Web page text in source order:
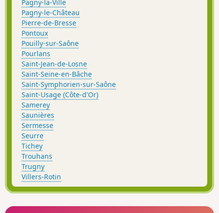
Pagny-la-Ville
Pagny-le-Château
Pierre-de-Bresse
Pontoux
Pouilly-sur-Saône
Pourlans
Saint-Jean-de-Losne
Saint-Seine-en-Bâche
Saint-Symphorien-sur-Saône
Saint-Usage (Côte-d'Or)
Samerey
Saunières
Sermesse
Seurre
Tichey
Trouhans
Trugny
Villers-Rotin